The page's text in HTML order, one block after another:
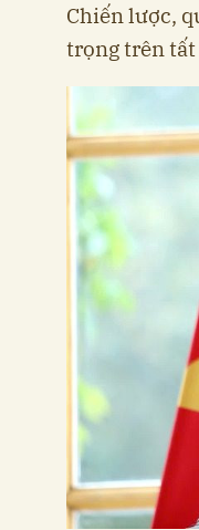
Chiến lược,
trọng trên